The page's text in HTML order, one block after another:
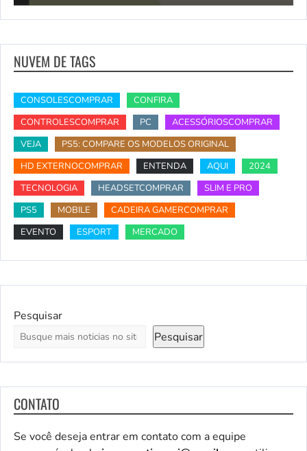
NUVEM DE TAGS
CONSOLESCOMPRAR
CONFIRA
CONTROLESCOMPRAR
PC
ACESSÓRIOSCOMPRAR
VEJA
PS5: COMPARE OS MODELOS ORIGINAL
HD EXTERNOCOMPRAR
ENTENDA AQUI
2024
TECNOLOGIA
HEADSETCOMPRAR
SLIM E PRO
PS5
MOBILE
CADEIRA GAMERCOMPRAR
EVENTO
ESPORT MERCADO
Pesquisar
Pesquisar
CONTATO
Se você deseja entrar em contato com a equipe